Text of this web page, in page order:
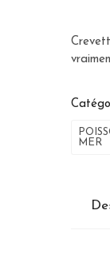
MER